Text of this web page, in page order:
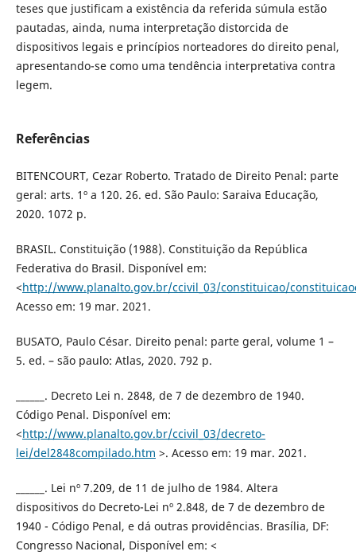
teses que justificam a existência da referida súmula estão
pautadas, ainda, numa interpretação distorcida de
dispositivos legais e princípios norteadores do direito penal,
apresentando-se como uma tendência interpretativa contra
legem.
Referências
BITENCOURT, Cezar Roberto. Tratado de Direito Penal: parte
geral: arts. 1º a 120. 26. ed. São Paulo: Saraiva Educação,
2020. 1072 p.
BRASIL. Constituição (1988). Constituição da República
Federativa do Brasil. Disponível em:
<http://www.planalto.gov.br/ccivil_03/constituicao/
Acesso em: 19 mar. 2021.
BUSATO, Paulo César. Direito penal: parte geral, volume 1 –
5. ed. – são paulo: Atlas, 2020. 792 p.
______. Decreto Lei n. 2848, de 7 de dezembro de 1940.
Código Penal. Disponível em:
<http://www.planalto.gov.br/ccivil_03/decreto-
lei/del2848compilado.htm >. Acesso em: 19 mar. 2021.
______. Lei nº 7.209, de 11 de julho de 1984. Altera
dispositivos do Decreto-Lei nº 2.848, de 7 de dezembro de
1940 - Código Penal, e dá outras providências. Brasília, DF:
Congresso Nacional, Disponível em: <